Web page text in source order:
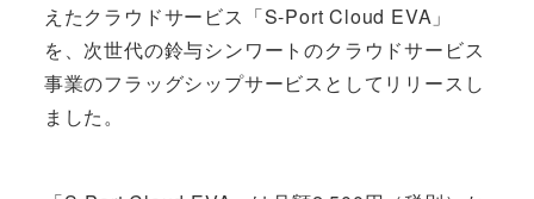
えたクラウドサービス「S-Port Cloud EVA」
を、次世代の鈴与シンワートのクラウドサービス
事業のフラッグシップサービスとしてリリースし
ました。